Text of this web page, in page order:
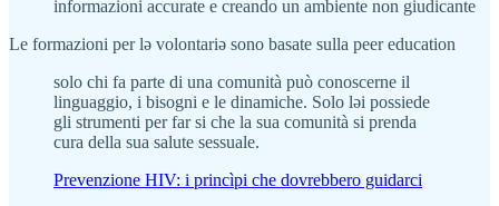
informazioni accurate e creando un ambiente non giudicante
Le formazioni per lə volontariə sono basate sulla peer education
solo chi fa parte di una comunità può conoscerne il
linguaggio, i bisogni e le dinamiche. Solo ləi possiede
gli strumenti per far si che la sua comunità si prenda
cura della sua salute sessuale.
Prevenzione HIV: i princìpi che dovrebbero guidarci